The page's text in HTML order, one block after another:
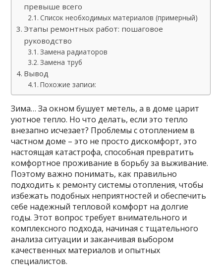
превыше всего
Список необходимых материалов (примерный)
Этапы ремонтных работ: пошаговое
руководство
Замена радиаторов
Замена труб
Вывод
Похожие записи:
Зима… За окном бушует метель, а в доме царит
уютное тепло. Но что делать, если это тепло
внезапно исчезает? Проблемы с отоплением в
частном доме – это не просто дискомфорт, это
настоящая катастрофа, способная превратить
комфортное проживание в борьбу за выживание.
Поэтому важно понимать, как правильно
подходить к ремонту системы отопления, чтобы
избежать подобных неприятностей и обеспечить
себе надежный тепловой комфорт на долгие
годы. Этот вопрос требует внимательного и
комплексного подхода, начиная с тщательного
анализа ситуации и заканчивая выбором
качественных материалов и опытных
специалистов.